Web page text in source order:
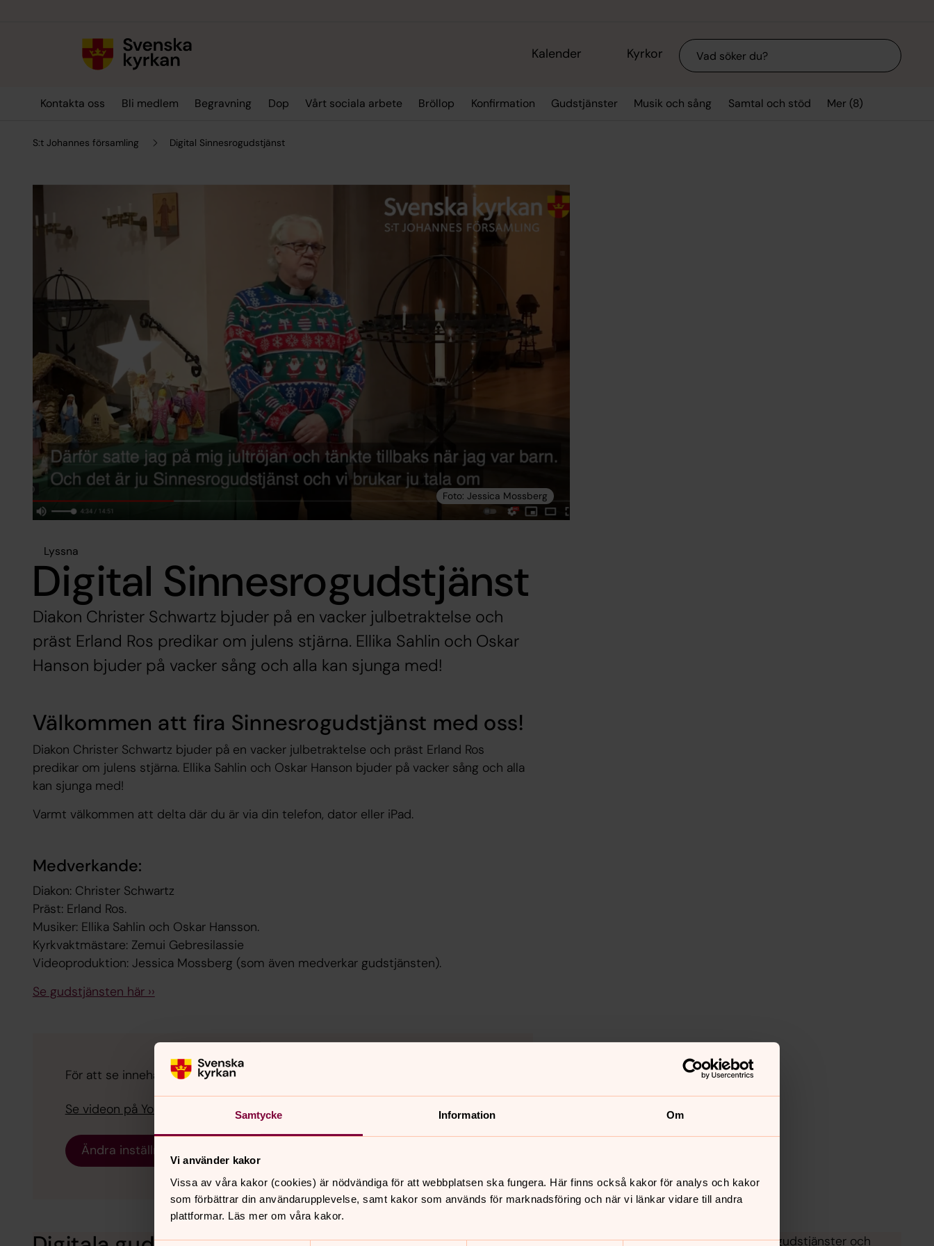
Samtycke Information Om
Vi använder kakor
Vissa av våra kakor (cookies) är nödvändiga för att webbplatsen ska fungera. Här finns också kakor för analys och kakor
som förbättrar din användarupplevelse, samt kakor som används för marknadsföring och när vi länkar vidare till andra
plattformar. Läs mer om våra kakor.
Kalender Kyrkor Sök
Kontakta oss Bli medlem Begravning Dop Vårt sociala arbete Bröllop Konfirmation Gudstjänster Musik och sång Samtal och stöd Mer (8)
S:t Johannes församling Digital Sinnesrogudstjänst
Lyssna
Digital Sinnesrogudstjänst
Diakon Christer Schwartz bjuder på en vacker julbetraktelse och
präst Erland Ros predikar om julens stjärna. Ellika Sahlin och Oskar
Hanson bjuder på vacker sång och alla kan sjunga med!
Välkommen att fira Sinnesrogudstjänst med oss!
Diakon Christer Schwartz bjuder på en vacker julbetraktelse och präst Erland Ros
predikar om julens stjärna. Ellika Sahlin och Oskar Hanson bjuder på vacker sång och alla
kan sjunga med!
Varmt välkommen att delta där du är via din telefon, dator eller iPad.
Medverkande:
Diakon: Christer Schwartz
Präst: Erland Ros.
Musiker: Ellika Sahlin och Oskar Hansson.
Kyrkvaktmästare: Zemui Gebresilassie
Videoproduktion: Jessica Mossberg (som även medverkar gudstjänsten).
Se gudstjänsten här ››
För att se innehållet behöver du acceptera kakor för marknadsföring.
Se videon på YouTube i stället.
Ändra inställningar
För dig som inte har möjlighet att komma till kyrkan finns här en mängd gudstjänster och